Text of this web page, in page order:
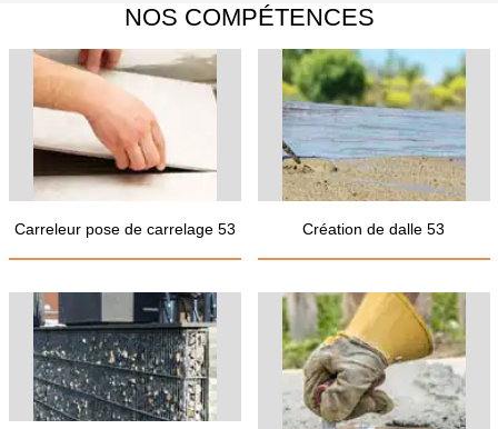
NOS COMPÉTENCES
Carreleur pose de carrelage 53 Création de dalle 53